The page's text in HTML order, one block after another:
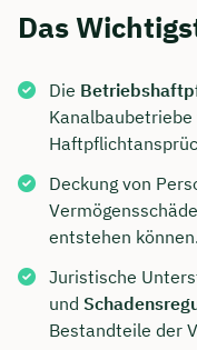
Das
Die
Deckung von
entstehen können.
Juristische
und
Bestandteile der